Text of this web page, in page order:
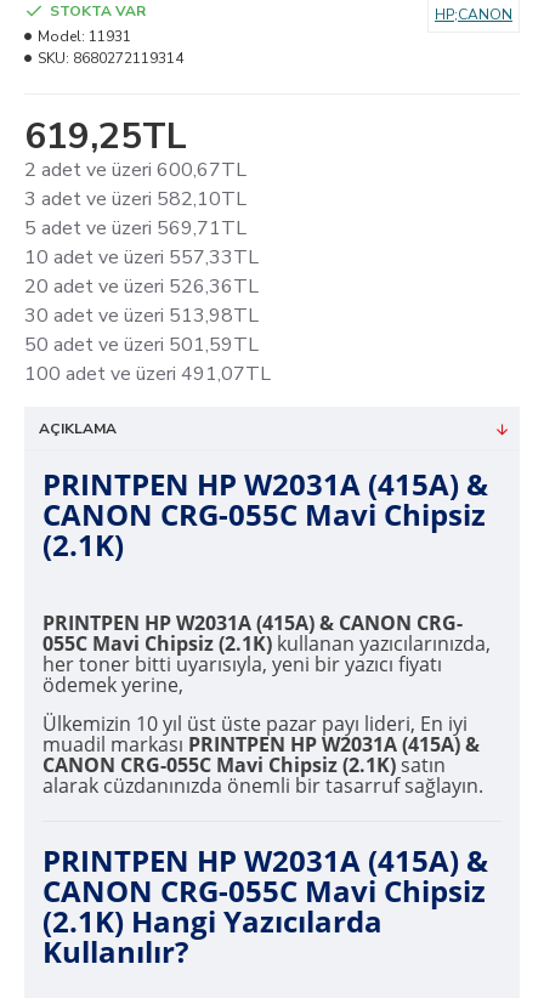
619,25TL
2 adet ve üzeri 600,67TL
3 adet ve üzeri 582,10TL
5 adet ve üzeri 569,71TL
10 adet ve üzeri 557,33TL
20 adet ve üzeri 526,36TL
30 adet ve üzeri 513,98TL
50 adet ve üzeri 501,59TL
100 adet ve üzeri 491,07TL
STOKTA VAR
Model: 11931
SKU: 8680272119314
HP;CANON
AÇIKLAMA
PRINTPEN HP W2031A (415A) &
CANON CRG-055C Mavi Chipsiz
(2.1K)
PRINTPEN HP W2031A (415A) & CANON CRG-
055C Mavi Chipsiz (2.1K) kullanan yazıcılarınızda,
her toner bitti uyarısıyla, yeni bir yazıcı fiyatı
ödemek yerine,
Ülkemizin 10 yıl üst üste pazar payı lideri, En iyi
muadil markası PRINTPEN HP W2031A (415A) &
CANON CRG-055C Mavi Chipsiz (2.1K)satın
alarak cüzdanınızda önemli bir tasarruf sağlayın.
PRINTPEN HP W2031A (415A) &
CANON CRG-055C Mavi Chipsiz
(2.1K) Hangi Yazıcılarda
Kullanılır?